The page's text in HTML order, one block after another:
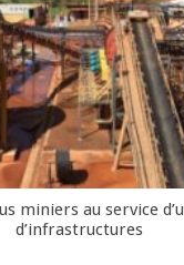
miniers au service
d’infrastructures